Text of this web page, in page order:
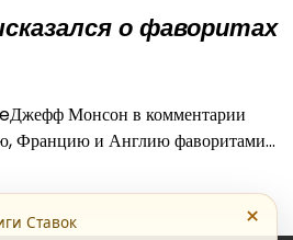
о фаворитах
Монсон в комментарии
Францию и Англию фаворитами…
×
Ставок